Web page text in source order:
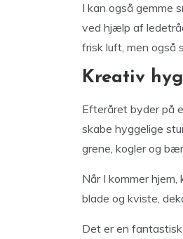
I kan også gemme
ved hjælp af
frisk luft, men også
Kreativ
Efteråret byder på
skabe hyggelige
grene, kogler og
Når I kommer
blade og kviste,
Det er en